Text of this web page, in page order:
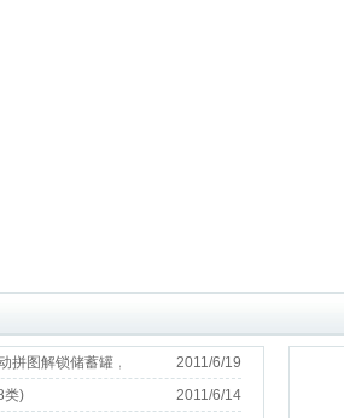
拼图解锁储蓄罐，储钱罐，储钱盒，储币罐
2011/6/19
类)
2011/6/14